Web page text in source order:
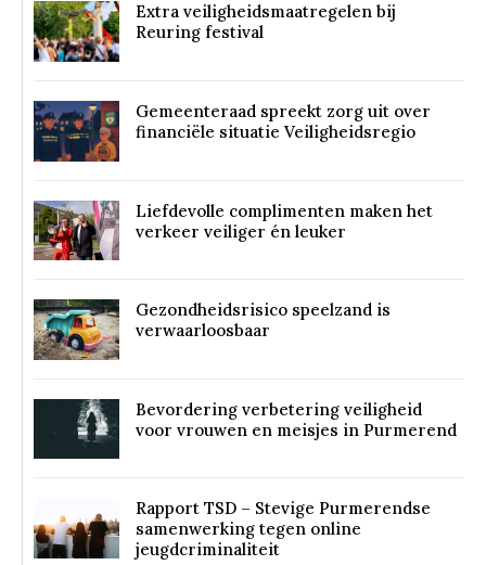
Extra veiligheidsmaatregelen bij
Reuring festival
Gemeenteraad spreekt zorg uit over
financiële situatie Veiligheidsregio
Liefdevolle complimenten maken het
verkeer veiliger én leuker
Gezondheidsrisico speelzand is
verwaarloosbaar
Bevordering verbetering veiligheid
voor vrouwen en meisjes in Purmerend
Rapport TSD – Stevige Purmerendse
samenwerking tegen online
jeugdcriminaliteit